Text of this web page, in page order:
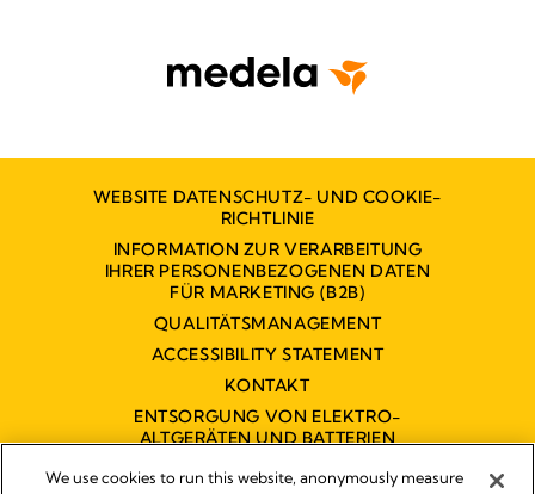
WEBSITE DATENSCHUTZ- UND COOKIE-
RICHTLINIE
INFORMATION ZUR VERARBEITUNG
IHRER PERSONENBEZOGENEN DATEN
FÜR MARKETING (B2B)
QUALITÄTSMANAGEMENT
ACCESSIBILITY STATEMENT
KONTAKT
ENTSORGUNG VON ELEKTRO-
ALTGERÄTEN UND BATTERIEN
BARRIEREFREIHEITSERKLÄRUNG
We use cookies to run this website, anonymously measure